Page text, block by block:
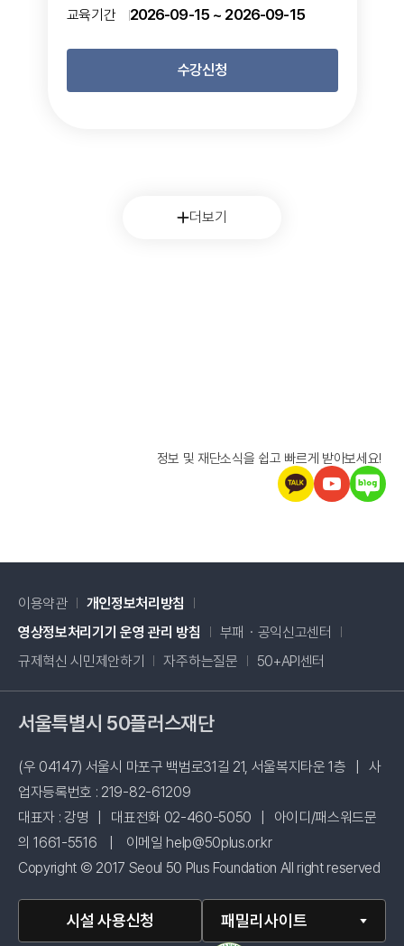
교육기간 2026-09-15 ~ 2026-09-15
수강신청
더보기
정보 및 재단소식을 쉽고 빠르게 받아보세요!
이용약관
개인정보처리방침
영상정보처리기기 운영 관리 방침
부패・공익신고센터 새창 열림
규제혁신 시민제안하기 새창 열림
자주하는질문 50+API센터
서울특별시 50플러스재단
(우 04147) 서울시 마포구 백범로31길 21, 서울복지타운 1층
사
업자등록번호 : 219-82-61209
대표자 : 강명
대표전화 02-460-5050
아이디/패스워드문
의 1661-5516
이메일 help@50plus.or.kr
Copyright © 2017 Seoul 50 Plus Foundation All right reserved
시설 사용신청 패밀리사이트